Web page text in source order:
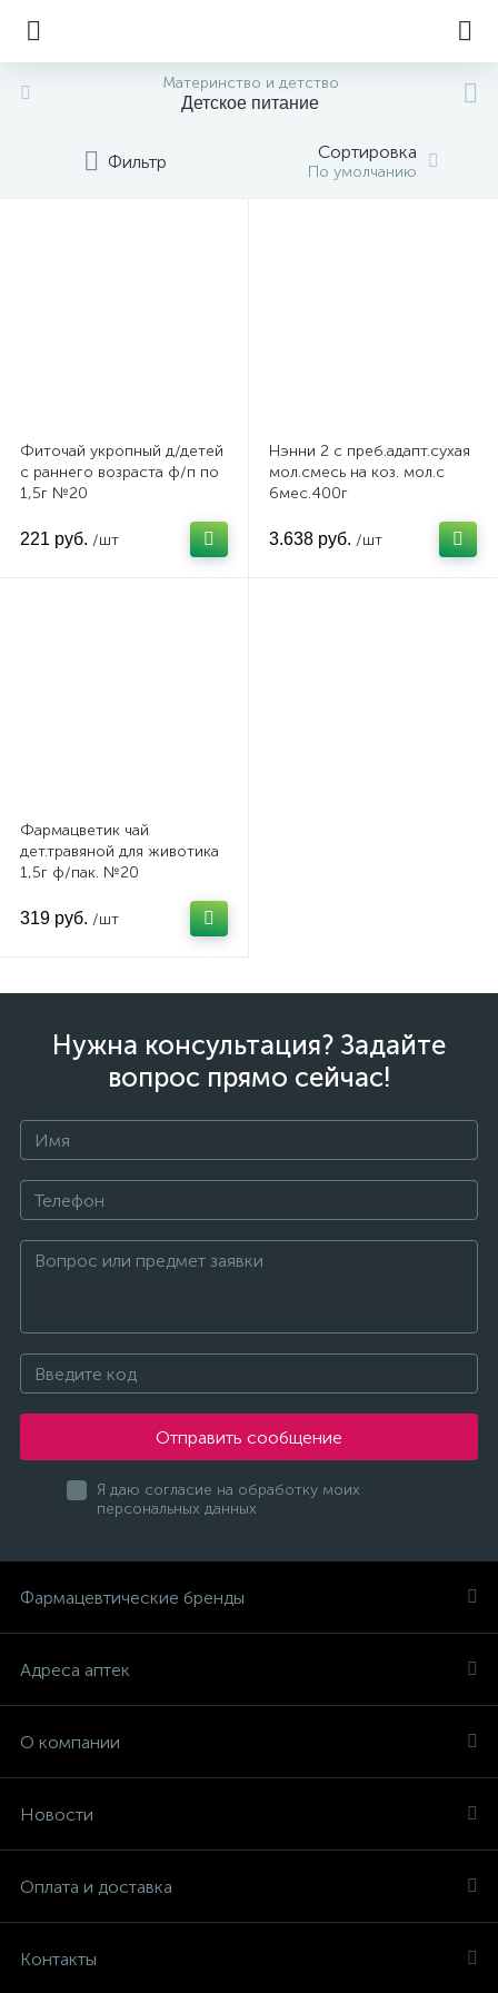
Материнство и детство
Детское питание
Фильтр Сортировка
По умолчанию
Фиточай укропный д/детей
с раннего возраста ф/п по
1,5г №20
221 руб. /шт
Нэнни 2 с преб.адапт.сухая
мол.смесь на коз. мол.с
6мес.400г
3.638 руб. /шт
Фармацветик чай
дет.травяной для животика
1,5г ф/пак. №20
319 руб. /шт
Нужна консультация? Задайте
вопрос прямо сейчас!
Отправить сообщение
Я даю согласие на обработку моих
персональных данных
Фармацевтические бренды
Адреса аптек
О компании
Новости
Оплата и доставка
Контакты